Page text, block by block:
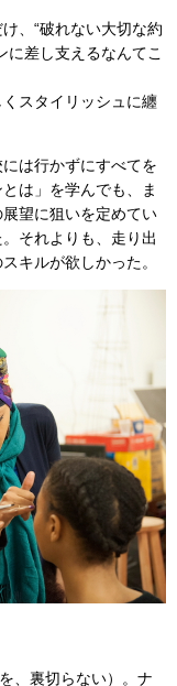
、“破れない大切な約
に差し支えるなんてこ
スタイリッシュに纏
は行かずにすべてを
は」を学んでも、ま
望に狙いを定めてい
それよりも、走り出
キルが欲しかった。
、裏切らない）。ナ